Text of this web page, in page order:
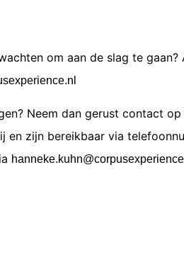
om aan de slag te
Neem dan gerust contact
zijn bereikbaar via